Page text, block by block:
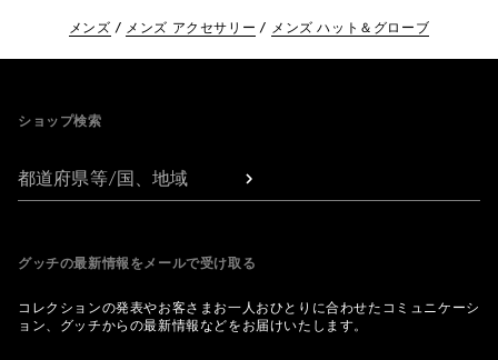
メンズ メンズ アクセサリー メンズ ハット＆グローブ
ショップ検索
都道府県等/国、地域
グッチの最新情報をメールで受け取る
コレクションの発表やお客さまお一人おひとりに合わせたコミュニケーシ
ョン、グッチからの最新情報などをお届けいたします。